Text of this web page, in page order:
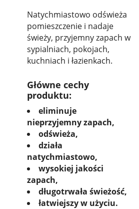
Natychmiastowo odświeża
pomieszczenie i nadaje
świeży, przyjemny zapach w
sypialniach, pokojach,
kuchniach i łazienkach.
Główne cechy
produktu:
eliminuje
nieprzyjemny zapach,
odświeża,
działa
natychmiastowo,
wysokiej jakości
zapach,
długotrwała świeżość,
łatwiejszy w użyciu.